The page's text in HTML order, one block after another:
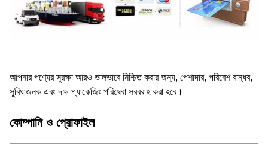
আপনার পণ্যের সুরক্ষা আরও ভালভাবে নিশ্চিত করার জন্য, পেশাদার, পরিবেশ বান্ধব,
সুবিধাজনক এবং দক্ষ প্যাকেজিং পরিষেবা সরবরাহ করা হবে।
কোম্পানি ও প্রোফাইল